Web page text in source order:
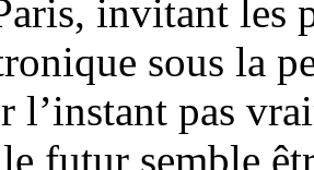
invitant les
sous la
l’instant pas
futur semble